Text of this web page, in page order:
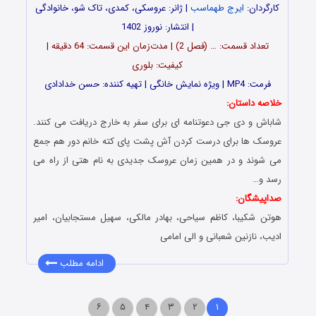
کارگردان: ایرج طهماسب | ژانر: عروسکی، کمدی، تاک شو، خانوادگی
| انتشار: نوروز 1402
تعداد قسمت: … (فصل 2) | مدت‌زمان این قسمت: 64 دقیقه |
کیفیت: بلوری
فرمت: MP4 | ویژه نمایش خانگی | تهیه کننده: حسن خدادادی
خلاصه داستان:
شاباش و دی جی دعوتنامه ای برای سفر به خارج دریافت می کنند.
عروسک ها برای درست کردن آش پشت پای کته خانم دور هم جمع
می شوند و در همین زمان عروسک جدیدی به نام هتی از راه می
رسد و…
صداپیشگان:
هوتن شکیبا، کاظم سیاحى، بهادر مالکى، سهیل مستجابیان، امیر
ادیب، نازنین شعبانى و الی امامی
ادامه مطلب
۱ ۲ ۳ ۴ ۵ ۶